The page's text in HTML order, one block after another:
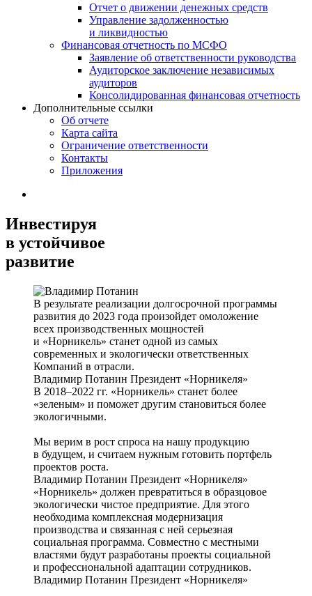
Отчет о движении денежных средств
Управление задолженностью
и ликвидностью
Финансовая отчетность по МСФО
Заявление об ответственности руководства
Аудиторское заключение независимых
аудиторов
Консолидированная финансовая отчетность
Дополнительные ссылки
Об отчете
Карта сайта
Ограничение ответственности
Контакты
Приложения
Инвестируя
в устойчивое
развитие
В результате реализации долгосрочной программы
развития до 2023 года произойдет омоложение
всех производственных мощностей
и «Норникель» станет одной из самых
современных и экологически ответственных
Компаний в отрасли.
Владимир Потанин Президент «Норникеля»
В 2018–2022 гг. «Норникель» станет более
«зеленым» и поможет другим становиться более
экологичными.
Мы верим в рост спроса на нашу продукцию
в будущем, и считаем нужным готовить портфель
проектов роста.
Владимир Потанин Президент «Норникеля»
«Норникель» должен превратиться в образцовое
экологически чистое предприятие. Для этого
необходима комплексная модернизация
производства и связанная с ней серьезная
социальная программа. Совместно с местными
властями будут разработаны проекты социальной
и профессиональной адаптации сотрудников.
Владимир Потанин Президент «Норникеля»